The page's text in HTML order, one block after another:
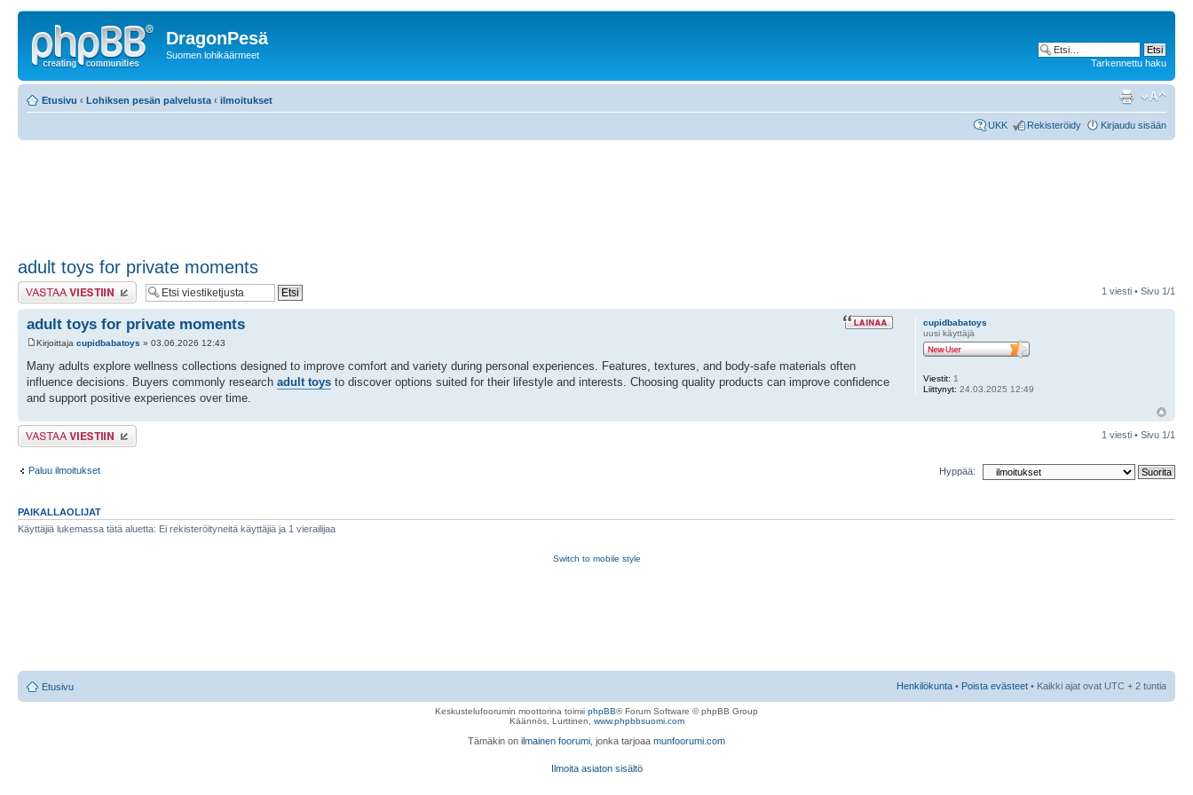
DragonPesä
Suomen lohikäärmeet
Tarkennettu haku
Etusivu ‹ Lohiksen pesän palvelusta ‹ ilmoitukset
UKK Rekisteröidy Kirjaudu sisään
adult toys for private moments
Lähetä vastaus 1 viesti • Sivu 1/1
adult toys for private moments
Kirjoittaja cupidbabatoys » 03.06.2026 12:43
Many adults explore wellness collections designed to improve comfort and variety during personal experiences. Features, textures, and body-safe materials often
influence decisions. Buyers commonly research adult toys to discover options suited for their lifestyle and interests. Choosing quality products can improve confidence
and support positive experiences over time.
cupidbabatoys
uusi käyttäjä
Viestit: 1
Liittynyt: 24.03.2025 12:49
Lähetä vastaus 1 viesti • Sivu 1/1
Paluu ilmoitukset Hyppää:
PAIKALLAOLIJAT
Käyttäjiä lukemassa tätä aluetta: Ei rekisteröityneitä käyttäjiä ja 1 vierailijaa
Switch to mobile style
Etusivu Henkilökunta • Poista evästeet • Kaikki ajat ovat UTC + 2 tuntia
Keskustelufoorumin moottorina toimii phpBB® Forum Software © phpBB Group
Käännös, Lurttinen, www.phpbbsuomi.com
Tämäkin on ilmainen foorumi , jonka tarjoaa munfoorumi.com
Ilmoita asiaton sisältö